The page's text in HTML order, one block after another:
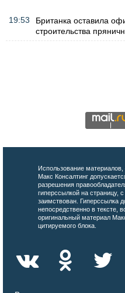
19:53
Британка оставила
строительства
Использование
Макс Консалтинг
разрешения
гиперссылкой на страницу,
заимствован. Гиперссылка
непосредственно в тексте,
оригинальный материал
цитируемого блока.